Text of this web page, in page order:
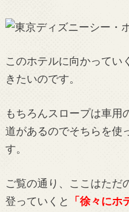
このホテルに向かってい
きたいのです。
もちろんスロープは車用
道があるのでそちらを使
す。
ご覧の通り、ここはただ
登っていくと
「徐々にホ